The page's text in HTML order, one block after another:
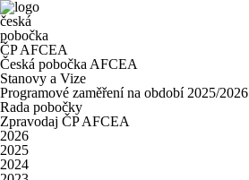
česká
pobočka
ČP AFCEA
Česká pobočka AFCEA
Stanovy a Vize
Programové zaměření na období 2025/2026
Rada pobočky
Zpravodaj ČP AFCEA
2026
2025
2024